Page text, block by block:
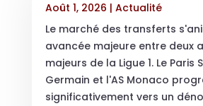
Août 1, 2026 | Actualité
Le marché des transferts
avancée majeure entre deux
majeurs de la Ligue 1. Le Paris
Germain et l'AS Monaco
significativement vers un